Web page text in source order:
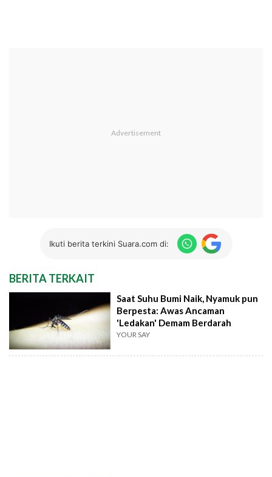
Ikuti berita terkini Suara.com di:
BERITA TERKAIT
Saat Suhu Bumi Naik, Nyamuk pun
Berpesta: Awas Ancaman
'Ledakan' Demam Berdarah
YOUR SAY